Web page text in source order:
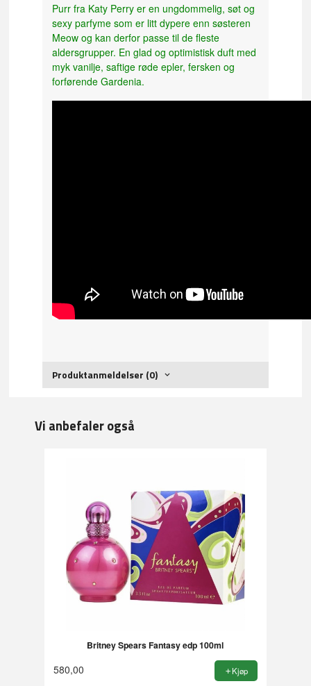
Purr fra Katy Perry er en ungdommelig, søt og
sexy parfyme som er litt dypere enn søsteren
Meow og kan derfor passe til de fleste
aldersgrupper. En glad og optimistisk duft med
myk vanilje, saftige røde epler, fersken og
forførende Gardenia.
Produktanmeldelser (0)
Vi anbefaler også
Britney Spears Fantasy edp 100ml
580,00 Kjøp